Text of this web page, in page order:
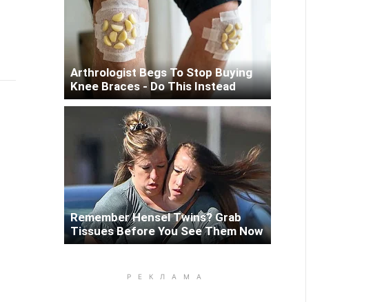
Arthrologist Begs To Stop Buying
Knee Braces - Do This Instead
Remember Hensel Twins? Grab
Tissues Before You See Them Now